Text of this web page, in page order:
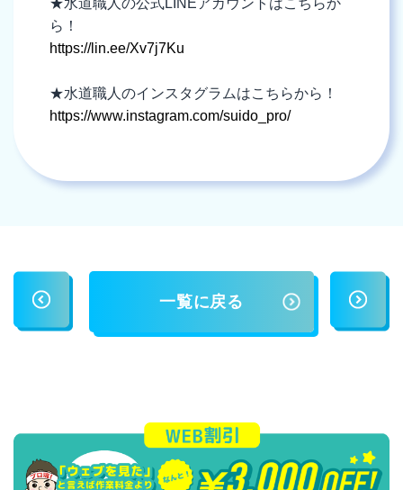
ら！
https://lin.ee/Xv7j7Ku
★水道職人のインスタグラムはこちらから！
https://www.instagram.com/suido_pro/
一覧に戻る